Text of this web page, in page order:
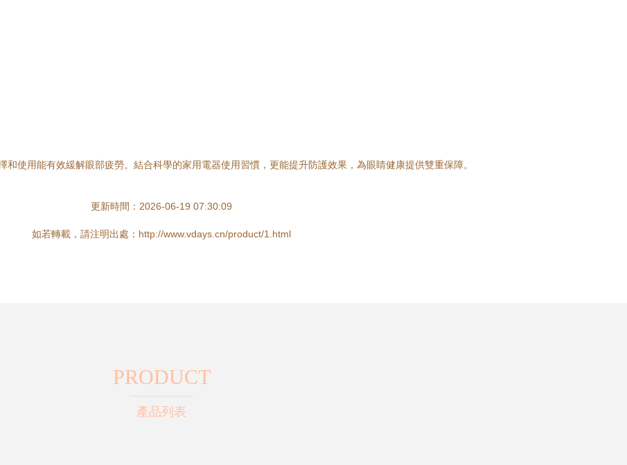
使用能有效緩解眼部疲勞。結合科學的家用電器使用習慣，更能提升防護效果，為眼睛健康提供雙重保障。
更新時間：2026-06-19 07:30:09
如若轉載，請注明出處：http://www.vdays.cn/product/1.html
PRODUCT
產品列表